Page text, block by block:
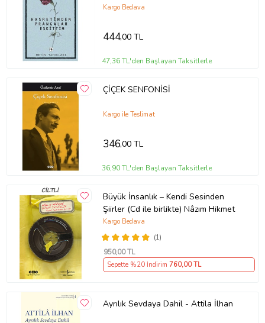
Kargo Bedava
444,00 TL
47,36 TL'den Başlayan Taksitlerle
ÇİÇEK SENFONİSİ
Kargo ile Teslimat
346,00 TL
36,90 TL'den Başlayan Taksitlerle
Büyük İnsanlık – Kendi Sesinden
Şiirler (Cd ile birlikte) Nâzım Hikmet
(1)
Kargo Bedava
950,00 TL
Sepette %20 İndirim 760,00 TL
Ayrılık Sevdaya Dahil - Attila İlhan